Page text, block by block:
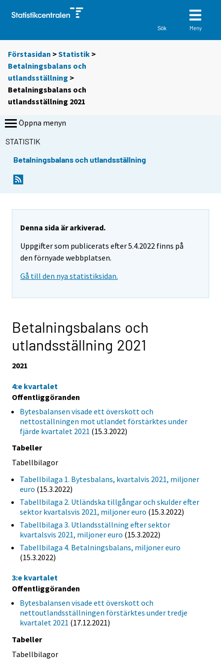
Sök Meny
Förstasidan >Statistik >
Betalningsbalans och
utlandsställning >
Betalningsbalans och
utlandsställning 2021
Öppna menyn
STATISTIK
Betalningsbalans och utlandsställning
Denna sida är arkiverad.
Uppgifter som publicerats efter 5.4.2022 finns på
den förnyade webbplatsen.
Gå till den nya statistiksidan.
Betalningsbalans och
utlandsställning 2021
2021
4:e kvartalet
Offentliggöranden
Bytesbalansen visade ett överskott och
nettoställningen mot utlandet förstärktes under
fjärde kvartalet 2021 (15.3.2022)
Tabeller
Tabellbilagor
Tabellbilaga 1. Bytesbalans, kvartalvis 2021, miljoner
euro (15.3.2022)
Tabellbilaga 2. Utländska tillgångar och skulder efter
sektor kvartalsvis 2021, miljoner euro (15.3.2022)
Tabellbilaga 3. Utlandsställning efter sektor
kvartalsvis 2021, miljoner euro (15.3.2022)
Tabellbilaga 4. Betalningsbalans, miljoner euro
(15.3.2022)
3:e kvartalet
Offentliggöranden
Bytesbalansen visade ett överskott och
nettoutlandsställningen förstärktes under tredje
kvartalet 2021 (17.12.2021)
Tabeller
Tabellbilagor